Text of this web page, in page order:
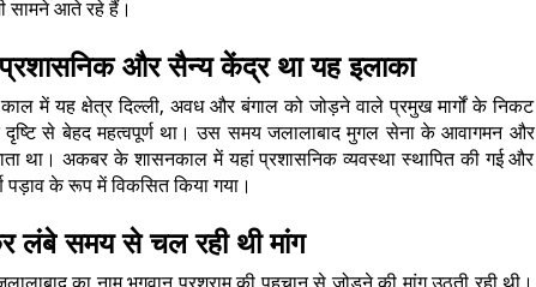
सामने आते रहे हैं।
और सैन्य केंद्र था यह इलाका
में यह क्षेत्र दिल्ली, अवध और बंगाल को जोड़ने वाले प्रमुख मार्गों के निकट
से बेहद महत्वपूर्ण था। उस समय जलालाबाद मुगल सेना के आवागमन और
था। अकबर के शासनकाल में यहां प्रशासनिक व्यवस्था स्थापित की गई और
पड़ाव के रूप में विकसित किया गया।
लंबे समय से चल रही थी मांग